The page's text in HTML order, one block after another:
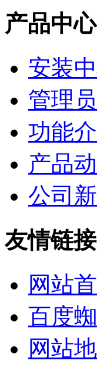
产品中心
安装
管理
功能
产品
公司
友情链接
网站
百度
网站